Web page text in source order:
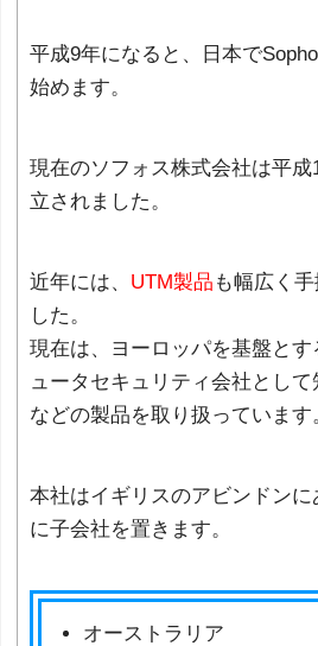
平成9年になると、日本で
始めます。
現在のソフォス株式会社は平成
立されました。
近年には、 UTM製品 も幅広く
した。
現在は、ヨーロッパを基盤と
ュータセキュリティ会社とし
などの製品を取り扱っています
本社はイギリスのアビンドン
に子会社を置きます。
オーストラリア